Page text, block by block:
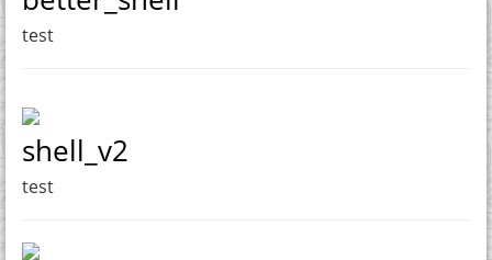
test
shell_v2
test